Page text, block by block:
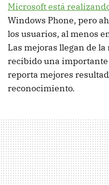
Microsoft está
Windows Phone, pero
los usuarios, al menos
Las mejoras llegan de
recibido una
reporta mejores
reconocimiento.